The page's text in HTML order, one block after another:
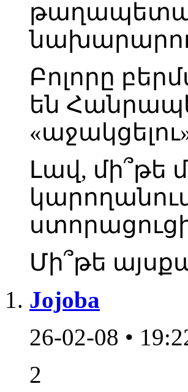
Բոլորը
են
Լավ, մի՞թե
Մի՞թե
Jojoba
26-02-08 •
2